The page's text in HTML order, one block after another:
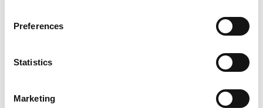
Preferences
Statistics
Marketing
7. Hötorgsgatan – en gata med handel i